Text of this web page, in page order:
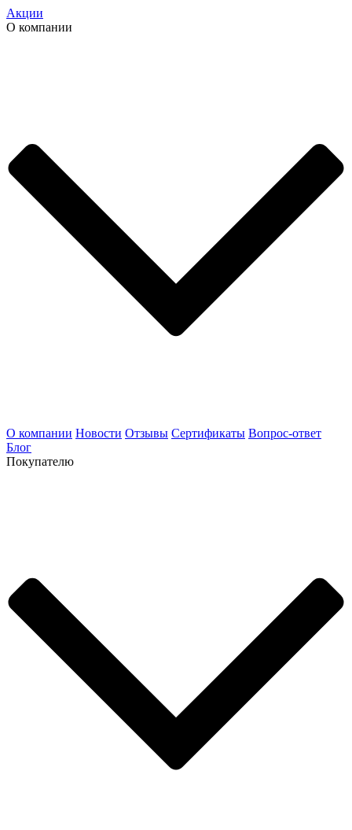
Акции
О компании
О компании Новости Отзывы Сертификаты Вопрос-ответ
Блог
Покупателю